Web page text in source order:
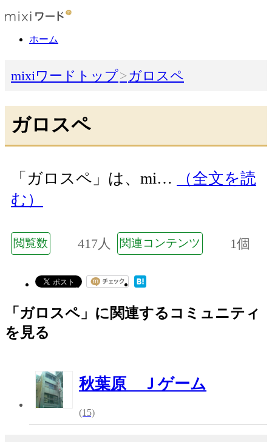
ホーム
mixiワードトップ ガロスペ
ガロスペ
「ガロスペ」は、mi…
（全文を読
む）
閲覧数 417人 関連コンテンツ 1個
「ガロスペ」に関連するコミュニティ
を見る
秋葉原 Ｊゲーム
(15)